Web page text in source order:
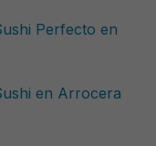
Perfecto en
en Arrocera